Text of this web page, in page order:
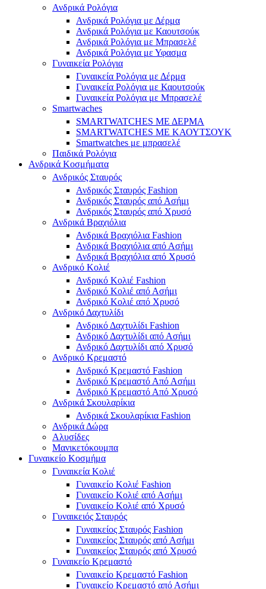
Ανδρικά Ρολόγια
Ανδρικά Ρολόγια με Δέρμα
Ανδρικά Ρολόγια με Καουτσούκ
Ανδρικά Ρολόγια με Μπρασελέ
Ανδρικά Ρολόγια με Υφασμα
Γυναικεία Ρολόγια
Γυναικεία Ρολόγια με Δέρμα
Γυναικεία Ρολόγια με Καουτσούκ
Γυναικεία Ρολόγια με Μπρασελέ
Smartwaches
SMARTWATCHES ΜΕ ΔΕΡΜΑ
SMARTWATCHES ΜΕ ΚΑΟΥΤΣΟΥΚ
Smartwatches με μπρασελέ
Παιδικά Ρολόγια
Ανδρικά Κοσμήματα
Ανδρικός Σταυρός
Ανδρικός Σταυρός Fashion
Ανδρικός Σταυρός από Ασήμι
Ανδρικός Σταυρός από Χρυσό
Ανδρικά Βραχιόλια
Ανδρικά Βραχιόλια Fashion
Ανδρικά Βραχιόλια από Ασήμι
Ανδρικά Βραχιόλια από Χρυσό
Ανδρικό Κολιέ
Ανδρικό Κολιέ Fashion
Ανδρικό Κολιέ από Ασήμι
Ανδρικό Κολιέ από Χρυσό
Ανδρικό Δαχτυλίδι
Ανδρικό Δαχτυλίδι Fashion
Ανδρικό Δαχτυλίδι από Ασήμι
Ανδρικό Δαχτυλίδι από Χρυσό
Ανδρικό Κρεμαστό
Ανδρικό Κρεμαστό Fashion
Ανδρικό Κρεμαστό Από Ασήμι
Ανδρικό Κρεμαστό Από Χρυσό
Ανδρικά Σκουλαρίκια
Ανδρικά Σκουλαρίκια Fashion
Ανδρικά Δώρα
Αλυσίδες
Μανικετόκουμπα
Γυναικείο Κοσμήμα
Γυναικεία Κολιέ
Γυναικείο Κολιέ Fashion
Γυναικείο Κολιέ από Ασήμι
Γυναικείο Κολιέ από Χρυσό
Γυναικειός Σταυρός
Γυναικείος Σταυρός Fashion
Γυναικείος Σταυρός από Ασήμι
Γυναικείος Σταυρός από Χρυσό
Γυναικείο Κρεμαστό
Γυναικείο Κρεμαστό Fashion
Γυναικείο Κρεμαστό από Ασήμι